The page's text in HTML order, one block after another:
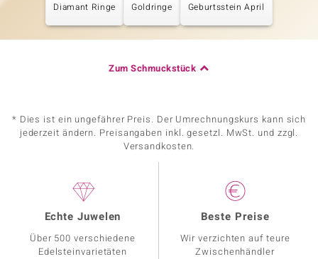
Diamant Ringe Goldringe Geburtsstein April
Zum Schmuckstück
* Dies ist ein ungefährer Preis. Der Umrechnungskurs kann sich
jederzeit ändern. Preisangaben inkl. gesetzl. MwSt. und zzgl.
Versandkosten.
Echte Juwelen
Über 500 verschiedene
Edelsteinvarietäten
Beste Preise
Wir verzichten auf teure
Zwischenhändler